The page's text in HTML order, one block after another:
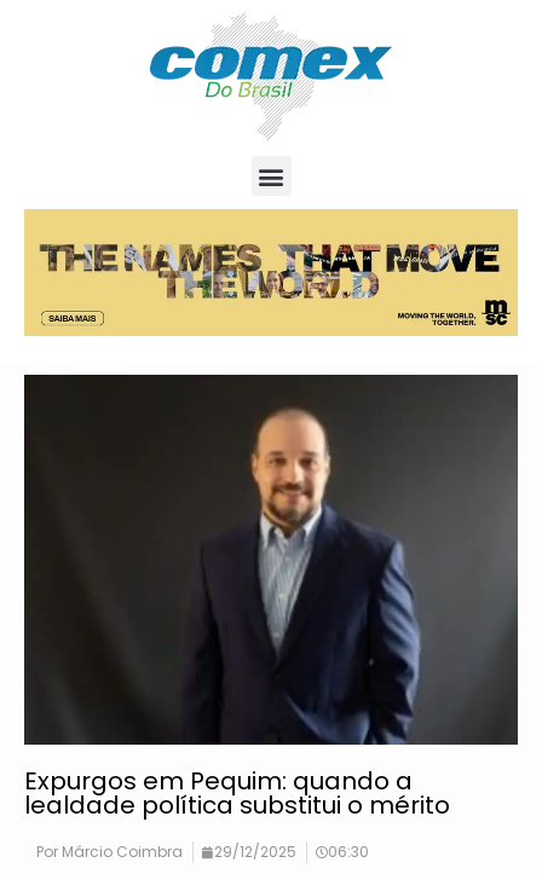
Expurgos em Pequim: quando a
lealdade política substitui o mérito
Por Márcio Coimbra 29/12/2025 06:30